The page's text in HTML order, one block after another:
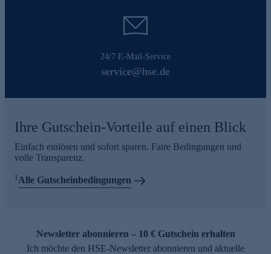
24/7 E-Mail-Service
service@hse.de
Ihre Gutschein-Vorteile auf einen Blick
Einfach einlösen und sofort sparen. Faire Bedingungen und
volle Transparenz.
1Alle Gutscheinbedingungen
Newsletter abonnieren – 10 € Gutschein erhalten
Ich möchte den HSE-Newsletter abonnieren und aktuelle